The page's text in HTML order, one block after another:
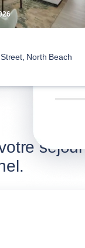
North Beach
séjour